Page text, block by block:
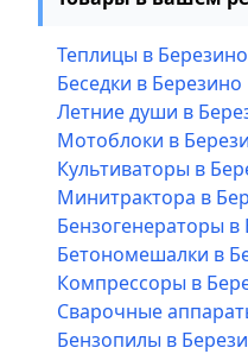
Теплицы в Березино
Беседки в Березино
Летние души в
Мотоблоки в
Культиваторы в
Минитрактора в
Бензогенераторы в
Бетономешалки в
Компрессоры в
Сварочные
Бензопилы в